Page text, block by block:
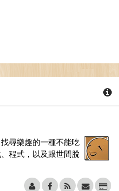
尋樂趣的一種不能吃
程式，以及跟世間脫